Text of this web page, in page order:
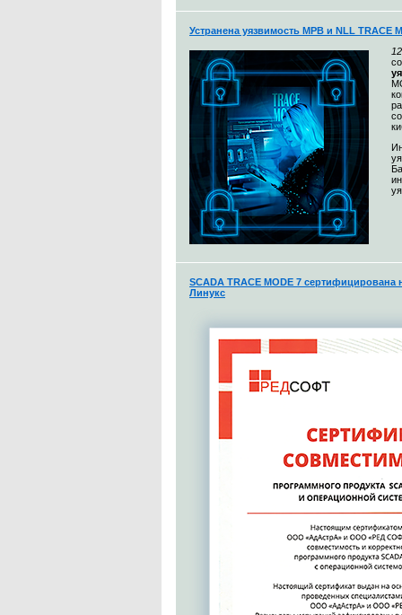
Устранена уязвимость МРВ и NLL TRACE
SCADA TRACE MODE 7
Линукс